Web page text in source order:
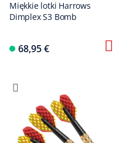
Miękkie lotki Harrows
Dimplex S3 Bomb
68,95 €